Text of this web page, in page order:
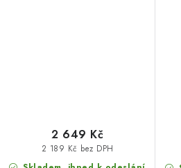
2 189 Kč bez DPH
2 649 Kč